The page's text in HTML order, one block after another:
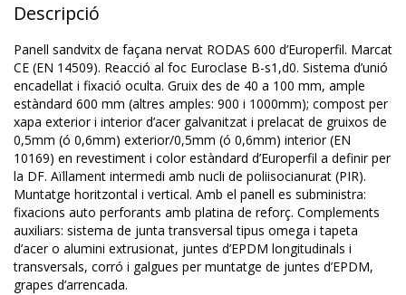
Descripció
Panell sandvitx de façana nervat RODAS 600 d’Europerfil. Marcat
CE (EN 14509). Reacció al foc Euroclase B-s1,d0. Sistema d’unió
encadellat i fixació oculta. Gruix des de 40 a 100 mm, ample
estàndard 600 mm (altres amples: 900 i 1000mm); compost per
xapa exterior i interior d’acer galvanitzat i prelacat de gruixos de
0,5mm (ó 0,6mm) exterior/0,5mm (ó 0,6mm) interior (EN
10169) en revestiment i color estàndard d’Europerfil a definir per
la DF. Aïllament intermedi amb nucli de poliisocianurat (PIR).
Muntatge horitzontal i vertical. Amb el panell es subministra:
fixacions auto perforants amb platina de reforç. Complements
auxiliars: sistema de junta transversal tipus omega i tapeta
d’acer o alumini extrusionat, juntes d’EPDM longitudinals i
transversals, corró i galgues per muntatge de juntes d’EPDM,
grapes d’arrencada.